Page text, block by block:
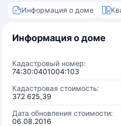
Информация о доме
Информация о доме
Кадастровый номер:
74:30:0401004:103
Кадастровая стоимость:
372 625,39
Дата обновления стоимости:
06.08.2016